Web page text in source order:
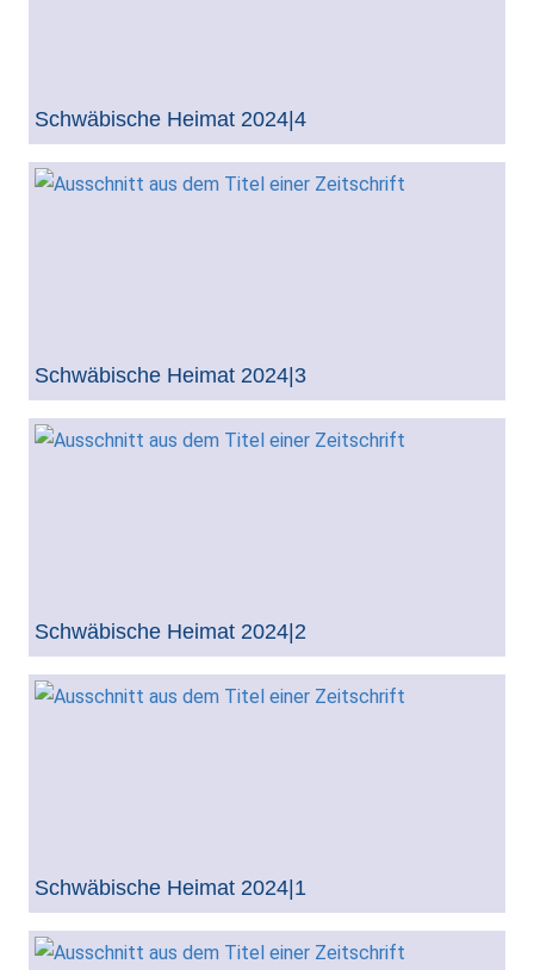
Schwäbische Heimat 2024|4
Schwäbische Heimat 2024|3
Schwäbische Heimat 2024|2
Schwäbische Heimat 2024|1